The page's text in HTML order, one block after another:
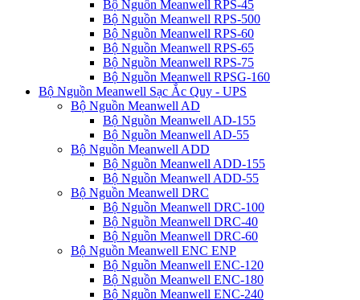
Bộ Nguồn Meanwell RPS-45
Bộ Nguồn Meanwell RPS-500
Bộ Nguồn Meanwell RPS-60
Bộ Nguồn Meanwell RPS-65
Bộ Nguồn Meanwell RPS-75
Bộ Nguồn Meanwell RPSG-160
Bộ Nguồn Meanwell Sạc Ắc Quy - UPS
Bộ Nguồn Meanwell AD
Bộ Nguồn Meanwell AD-155
Bộ Nguồn Meanwell AD-55
Bộ Nguồn Meanwell ADD
Bộ Nguồn Meanwell ADD-155
Bộ Nguồn Meanwell ADD-55
Bộ Nguồn Meanwell DRC
Bộ Nguồn Meanwell DRC-100
Bộ Nguồn Meanwell DRC-40
Bộ Nguồn Meanwell DRC-60
Bộ Nguồn Meanwell ENC ENP
Bộ Nguồn Meanwell ENC-120
Bộ Nguồn Meanwell ENC-180
Bộ Nguồn Meanwell ENC-240